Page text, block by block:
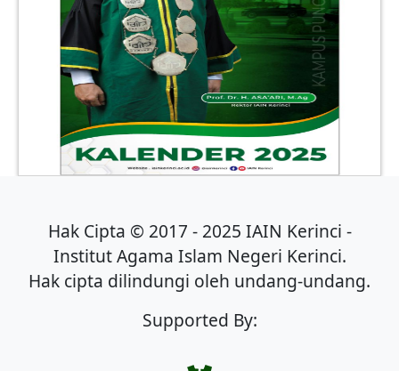
Hak Cipta © 2017 - 2025 IAIN Kerinci -
Institut Agama Islam Negeri Kerinci.
Hak cipta dilindungi oleh undang-undang.
Supported By: